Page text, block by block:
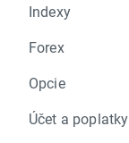
Indexy
Forex
Opcie
Účet a poplatky